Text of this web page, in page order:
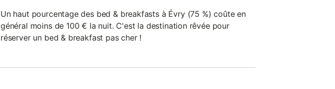
Un haut pourcentage des bed & breakfasts à Évry (75 %) coûte en
général moins de 100 € la nuit. C'est la destination rêvée pour
réserver un bed & breakfast pas cher !